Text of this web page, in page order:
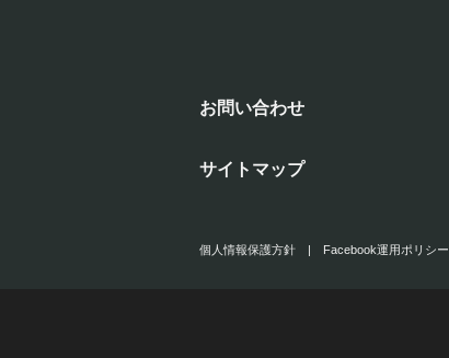
お問い合わせ
サイトマップ
個人情報保護方針 | Facebook運用ポリシー